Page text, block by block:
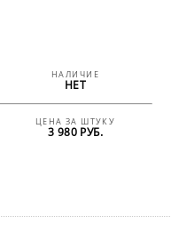
НАЛИЧИЕ
НЕТ
ЦЕНА ЗА ШТУКУ
3 980 РУБ.